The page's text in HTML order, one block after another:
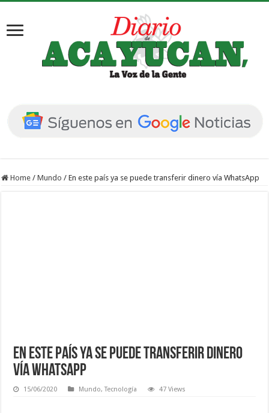
Home / Mundo / En este país ya se puede transferir dinero vía WhatsApp
En este país ya se puede transferir dinero
vía WhatsApp
15/06/2020 Mundo,Tecnología 47 Views